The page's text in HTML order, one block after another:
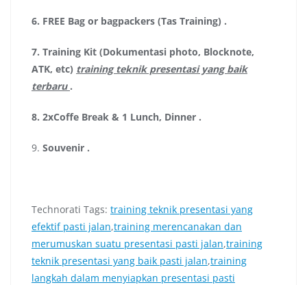
6. FREE Bag or bagpackers (Tas Training) .
7. Training Kit (Dokumentasi photo, Blocknote,
ATK, etc) training teknik presentasi yang baik
terbaru .
8. 2xCoffe Break & 1 Lunch, Dinner .
9. Souvenir .
Technorati Tags: training teknik presentasi yang
efektif pasti jalan,training merencanakan dan
merumuskan suatu presentasi pasti jalan,training
teknik presentasi yang baik pasti jalan,training
langkah dalam menyiapkan presentasi pasti